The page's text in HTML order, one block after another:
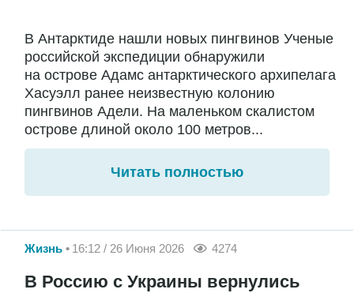
В Антарктиде нашли новых пингвинов Ученые
российской экспедиции обнаружили
на острове Адамс антарктического архипелага
Хасуэлл ранее неизвестную колонию
пингвинов Адели. На маленьком скалистом
острове длиной около 100 метров...
Читать полностью
Жизнь 16:12 / 26 Июня 2026 4274
В Россию с Украины вернулись